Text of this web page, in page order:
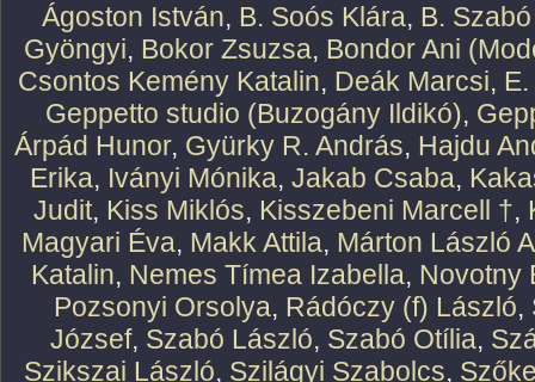
Ágoston István, B. Soós Klára, B.
Gyöngyi, Bokor Zsuzsa, Bondor Ani
Csontos Kemény Katalin, Deák Marcsi,
Geppetto studio (Buzogány Ildikó),
Árpád Hunor, Gyürky R. András, Hajdu
Erika, Iványi Mónika, Jakab Csaba,
Judit, Kiss Miklós, Kisszebeni Marcell †,
Magyari Éva, Makk Attila, Márton László
Katalin, Nemes Tímea Izabella, Novotny
Pozsonyi Orsolya, Rádóczy (f) László,
József, Szabó László, Szabó Otília,
Szikszai László, Szilágyi Szabolcs,